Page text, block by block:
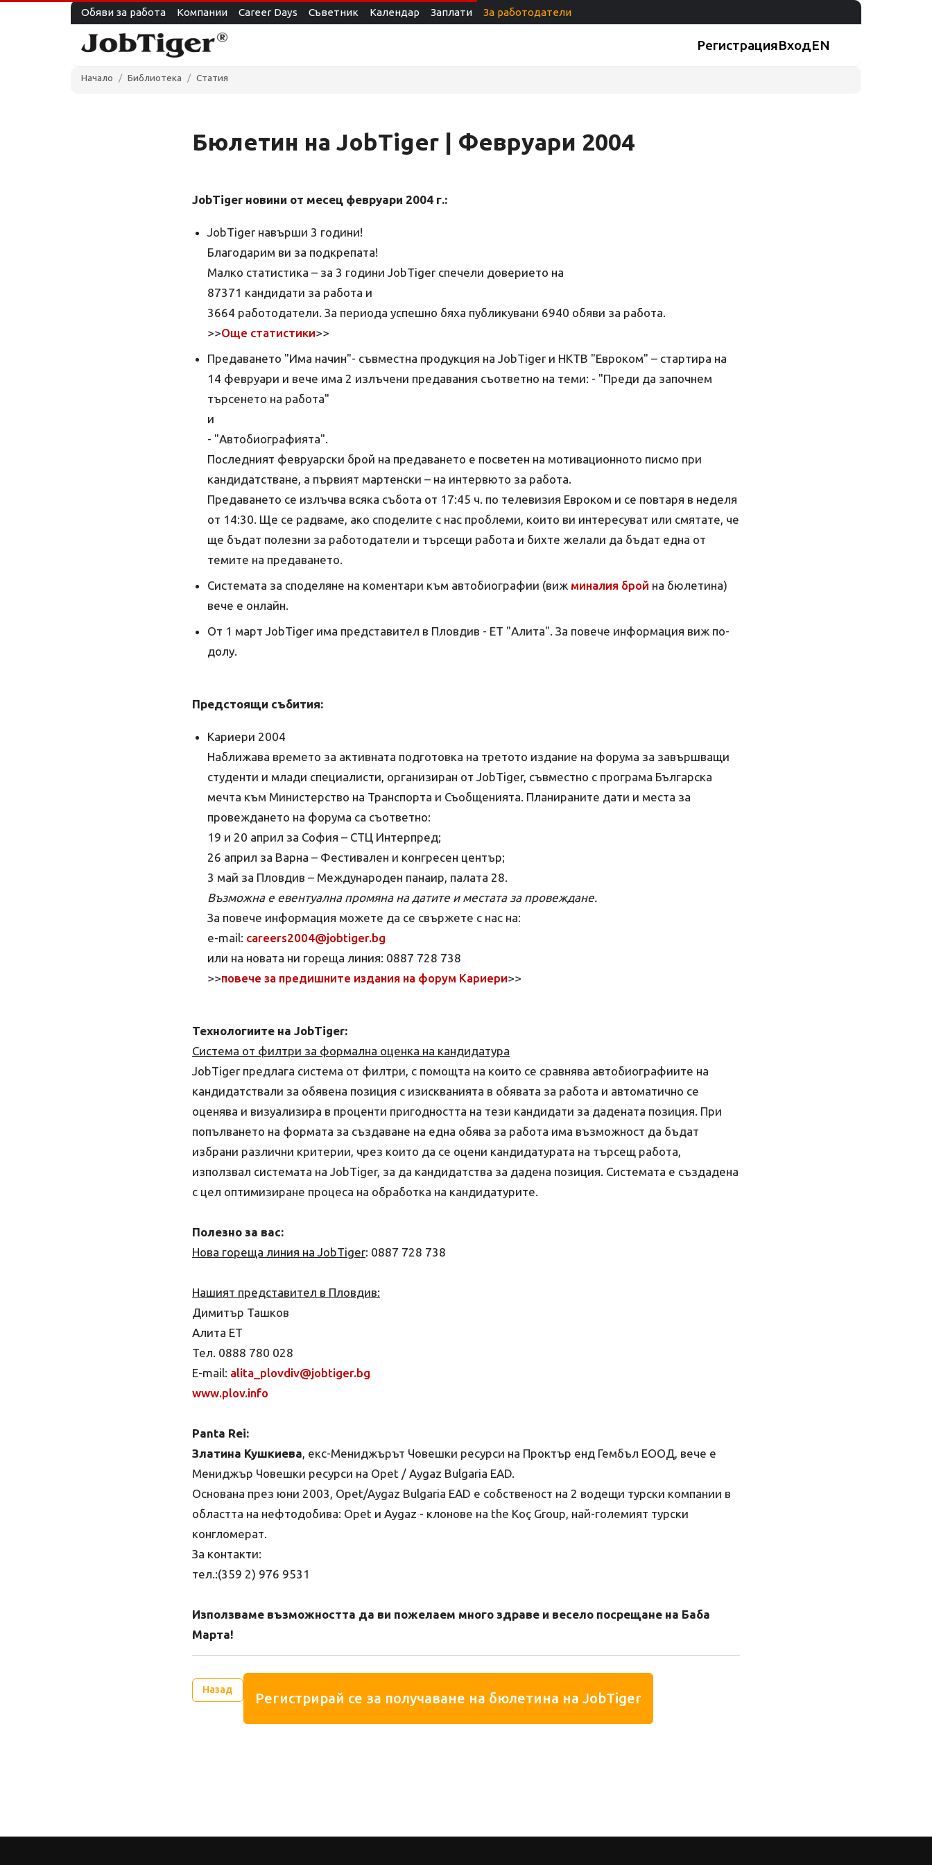
Обяви за работа Компании Career Days Съветник Календар Заплати За работодатели
РегистрацияВходEN
Начало Библиотека Статия
Бюлетин на JobTiger | Февруари 2004
JobTiger новини от месец февруари 2004 г.:
JobTiger навърши 3 години!
Благодарим ви за подкрепата!
Малко статистика – за 3 години JobTiger спечели доверието на
87371 кандидати за работа и
3664 работодатели. За периода успешно бяха публикувани 6940 обяви за работа.
>>Още статистики>>
Предаването "Има начин"- съвместна продукция на JobTiger и НКТВ "Евроком" – стартира на
14 февруари и вече има 2 излъчени предавания съответно на теми: - "Преди да започнем
търсенето на работа"
и
- "Автобиографията".
Последният февруарски брой на предаването е посветен на мотивационното писмо при
кандидатстване, а първият мартенски – на интервюто за работа.
Предаването се излъчва всяка събота от 17:45 ч. по телевизия Евроком и се повтаря в неделя
от 14:30. Ще се радваме, ако споделите с нас проблеми, които ви интересуват или смятате, че
ще бъдат полезни за работодатели и търсещи работа и бихте желали да бъдат една от
темите на предаването.
Системата за споделяне на коментари към автобиографии (виж миналия брой на бюлетина)
вече е онлайн.
От 1 март JobTiger има представител в Пловдив - ET "Алита". За повече информация виж по-
долу.
Предстоящи събития:
Кариери 2004
Наближава времето за активната подготовка на третото издание на форума за завършващи
студенти и млади специалисти, организиран от JobTiger, съвместно с програма Българска
мечта към Министерство на Транспорта и Съобщенията. Планираните дати и места за
провеждането на форума са съответно:
19 и 20 април за София – СТЦ Интерпред;
26 април за Варна – Фестивален и конгресен център;
3 май за Пловдив – Международен панаир, палата 28.
Възможна е евентуална промяна на датите и местата за провеждане.
За повече информация можете да се свържете с нас на:
e-mail: careers2004@jobtiger.bg
или на новата ни гореща линия: 0887 728 738
>>повече за предишните издания на форум Кариери>>
Технологиите на JobTiger:
Система от филтри за формална оценка на кандидатура
JobTiger предлага система от филтри, с помощта на които се сравнява автобиографиите на
кандидатствали за обявена позиция с изискванията в обявата за работа и автоматично се
оценява и визуализира в проценти пригодността на тези кандидати за дадената позиция. При
попълването на формата за създаване на една обява за работа има възможност да бъдат
избрани различни критерии, чрез които да се оцени кандидатурата на търсещ работа,
използвал системата на JobTiger, за да кандидатства за дадена позиция. Системата е създадена
с цел оптимизиране процеса на обработка на кандидатурите.
Полезно за вас:
Нова гореща линия на JobTiger: 0887 728 738
Нашият представител в Пловдив:
Димитър Ташков
Алита ЕТ
Тел. 0888 780 028
E-mail: alita_plovdiv@jobtiger.bg
www.plov.info
Panta Rei:
Златина Кушкиева , екс-Мениджърът Човешки ресурси на Проктър енд Гембъл ЕООД, вече е
Мениджър Човешки ресурси на Opet / Aygaz Bulgaria EAD.
Основана през юни 2003, Opet/Aygaz Bulgaria EAD е собственост на 2 водещи турски компании в
областта на нефтодобива: Opet и Aygaz - клонове на the Koç Group, най-големият турски
конгломерат.
За контакти:
тел.:(359 2) 976 9531
Използваме възможността да ви пожелаем много здраве и весело посрещане на Баба
Марта!
Назад
Регистрирай се за получаване на бюлетина на JobTiger